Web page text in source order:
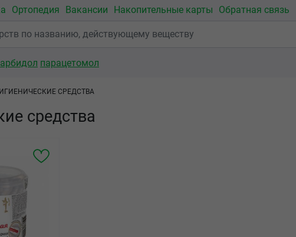
Ортопедия Вакансии Накопительные карты Обратная связь
арбидол парацетомол
СРЕДСТВА
средства